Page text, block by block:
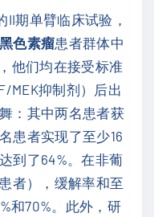
期单臂临床试验，
黑色素瘤患者群体中
他们均在接受标准
MEK抑制剂）后出
：其中两名患者获
患者实现了至少16
到了64%。在非葡
者），缓解率和至
和70%。此外，研